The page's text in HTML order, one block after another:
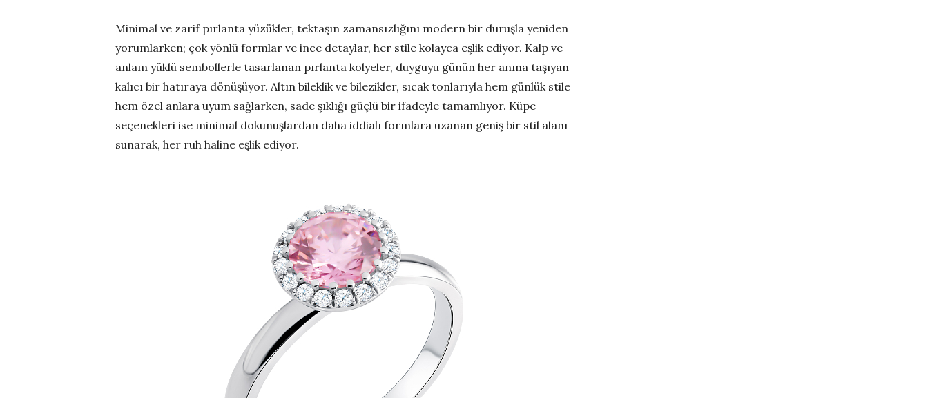
Minimal ve zarif pırlanta yüzükler, tektaşın zamansızlığını modern bir duruşla yeniden
yorumlarken; çok yönlü formlar ve ince detaylar, her stile kolayca eşlik ediyor. Kalp ve
anlam yüklü sembollerle tasarlanan pırlanta kolyeler, duyguyu günün her anına taşıyan
kalıcı bir hatıraya dönüşüyor. Altın bileklik ve bilezikler, sıcak tonlarıyla hem günlük stile
hem özel anlara uyum sağlarken, sade şıklığı güçlü bir ifadeyle tamamlıyor. Küpe
seçenekleri ise minimal dokunuşlardan daha iddialı formlara uzanan geniş bir stil alanı
sunarak, her ruh haline eşlik ediyor.